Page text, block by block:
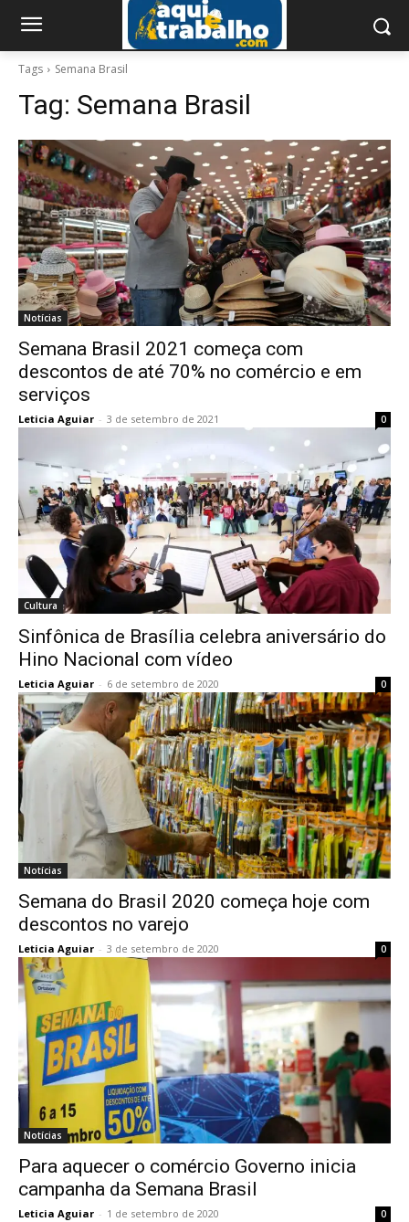
Tags Semana Brasil
Tag: Semana Brasil
Notícias
Semana Brasil 2021 começa com
descontos de até 70% no comércio e em
serviços
Leticia Aguiar - 3 de setembro de 2021 0
Cultura
Sinfônica de Brasília celebra aniversário do
Hino Nacional com vídeo
Leticia Aguiar - 6 de setembro de 2020 0
Notícias
Semana do Brasil 2020 começa hoje com
descontos no varejo
Leticia Aguiar - 3 de setembro de 2020 0
Notícias
Para aquecer o comércio Governo inicia
campanha da Semana Brasil
Leticia Aguiar - 1 de setembro de 2020 0